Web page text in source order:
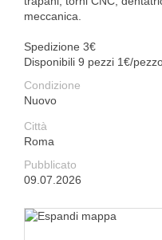
meccanica.
Spedizione 3€
Disponibili 9 pezzi 1€/
Condizione
Nuovo
Città
Roma
Pubblicato
09.07.2026